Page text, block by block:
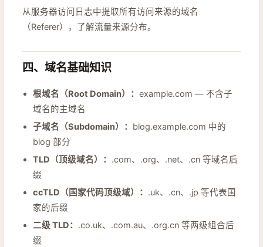
从服务器访问日志中提取所有访问来源的域名
（Referer），了解流量来源分布。
四、域名基础知识
根域名（Root Domain）： example.com — 不含子
域名的主域名
子域名（Subdomain）： blog.example.com 中的
blog 部分
TLD（顶级域名）： .com、.org、.net、.cn 等域名后
缀
ccTLD（国家代码顶级域）： .uk、.cn、.jp 等代表国
家的后缀
二级 TLD： .co.uk、.com.au、.org.cn 等两级组合后
缀